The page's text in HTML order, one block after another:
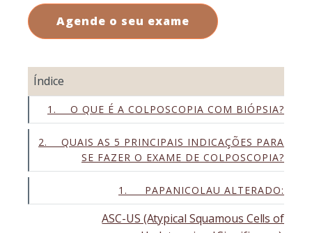
Agende o seu exame
Índice
1. O QUE É A COLPOSCOPIA COM BIÓPSIA?
2. QUAIS AS 5 PRINCIPAIS INDICAÇÕES PARA
SE FAZER O EXAME DE COLPOSCOPIA?
1. PAPANICOLAU ALTERADO:
ASC-US (Atypical Squamous Cells of